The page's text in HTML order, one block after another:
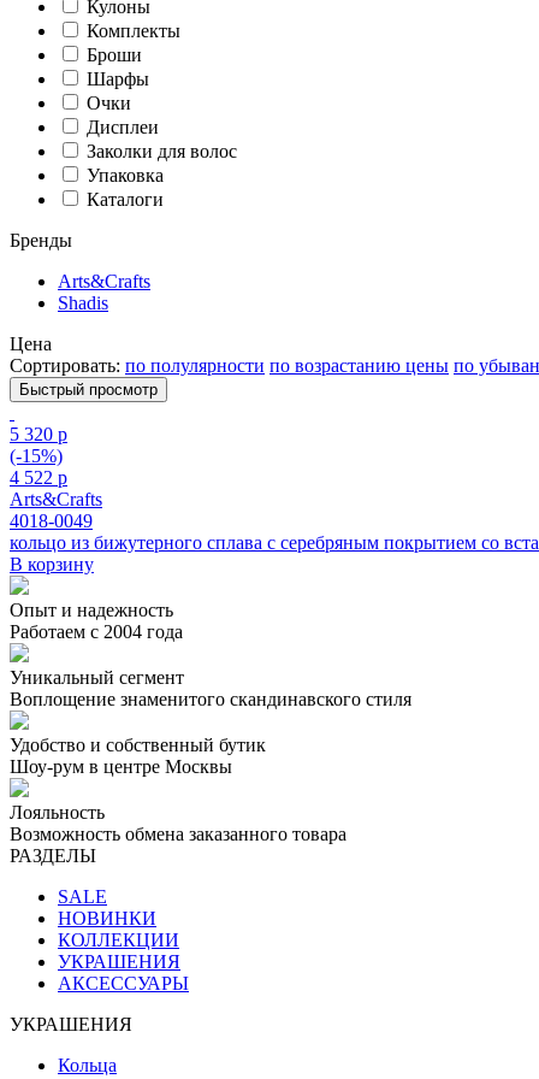
Кулоны
Комплекты
Броши
Шарфы
Очки
Дисплеи
Заколки для волос
Упаковка
Каталоги
Бренды
Arts&Crafts
Shadis
Цена
Сортировать: по полулярности по возрастанию цены по
Быстрый просмотр
5 320 р
(-15%)
4 522 р
Arts&Crafts
4018-0049
кольцо из бижутерного сплава с серебряным покрытием cо
В корзину
Опыт и надежность
Работаем с 2004 года
Уникальный сегмент
Воплощение знаменитого скандинавского стиля
Удобство и собственный бутик
Шоу-рум в центре Москвы
Лояльность
Возможность обмена заказанного товара
РАЗДЕЛЫ
SALE
НОВИНКИ
КОЛЛЕКЦИИ
УКРАШЕНИЯ
АКСЕССУАРЫ
УКРАШЕНИЯ
Кольца